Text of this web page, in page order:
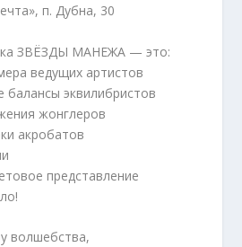
п. Дубна, 30
ЗВЁЗДЫ МАНЕЖА — это:
ведущих артистов
эквилибристов
жонглеров
акробатов
представление
волшебства,